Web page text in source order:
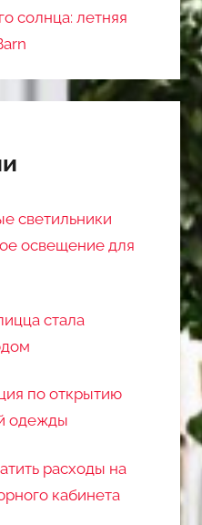
солнца: летняя
светильники
освещение для
стала
по открытию
одежды
расходы на
кабинета